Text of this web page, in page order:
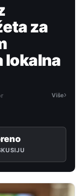
za
lokalna
Više›